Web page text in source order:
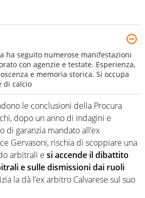
ha seguito numerose manifestazioni
con agenzie e testate. Esperienza,
e memoria storica. Si occupa
di calcio
le conclusioni della Procura
dopo un anno di indagini e
di garanzia mandato all’ex
Gervasoni, rischia di scoppiare una
arbitrali e si accende il dibattito
e sulle dismissioni dai ruoli
la dà l’ex arbitro Calvarese sul suo